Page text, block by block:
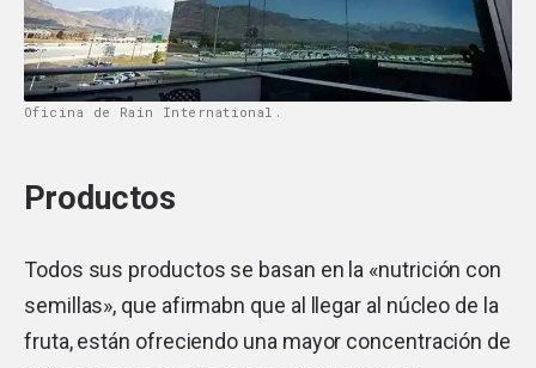
Oficina de Rain International.
Productos
Todos sus productos se basan en la «nutrición con
semillas», que afirmabn que al llegar al núcleo de la
fruta, están ofreciendo una mayor concentración de